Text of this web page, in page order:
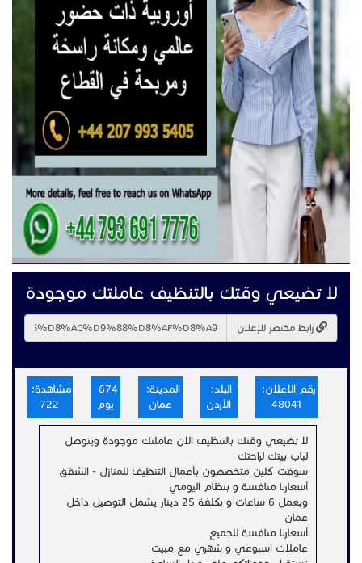
لا تضيعي وقتك بالتنظيف عاملتك موجودة
رابط مختصر للإعلان
رقم الاعلان:
48041
البلد:
الأردن
المدينة:
عمان
يوم
مشاهدة:
722
لا تضيعي وقتك بالتنظيف الان عاملتك موجودة ويتوصل
لباب بيتك لراحتك
سوفت كلين متخصصون بأعمال التنظيف للمنازل - الشقق
أسعارنا منافسة و بنظام اليومي
وبعمل 6 ساعات و بكلفة 25 دينار يشمل التوصيل داخل
عمان
أسعارنا منافسة للجميع
عاملات اسبوعي و شهري مع مبيت